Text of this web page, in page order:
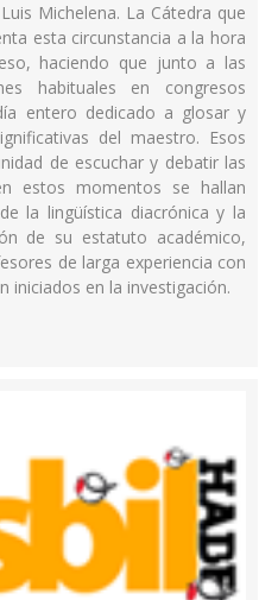
Michelena. La Cátedra que
esta circunstancia a la hora
haciendo que junto a las
habituales en congresos
entero dedicado a glosar y
del maestro. Esos
de escuchar y debatir las
estos momentos se hallan
la lingüística diacrónica y la
de su estatuto académico,
de larga experiencia con
iniciados en la investigación.